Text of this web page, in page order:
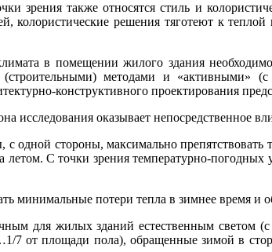
зрения также относятся стиль и
колористические решения тяготеют к
в помещении жилого здания
методами и «активными»
конструктивного проектирования
исследования оказывает
стороны, максимально
летом. С точки зрения температурно-
потери тепла в зимнее время и
для жилых зданий естественным светом
7 от площади пола), обращенные зимой в